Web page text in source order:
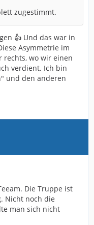
zugestimmt.
👍 Und das war in
Asymmetrie im
rechts, wo wir einen
verdient. Ich bin
und den anderen
Die Truppe ist
Nicht noch die
man sich nicht